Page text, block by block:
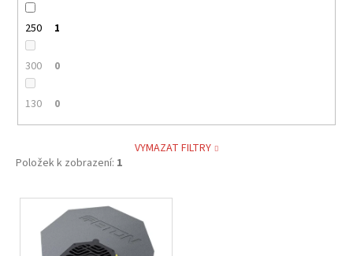
250 1
300 0
130 0
VYMAZAT FILTRY
Položek k zobrazení: 1
V